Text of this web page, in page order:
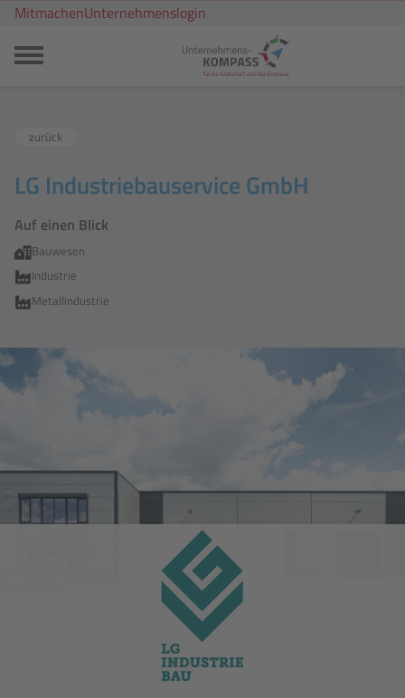
MitmachenUnternehmenslogin
zurück
LG Industriebauservice GmbH
Auf einen Blick
Bauwesen
Industrie
Metallindustrie